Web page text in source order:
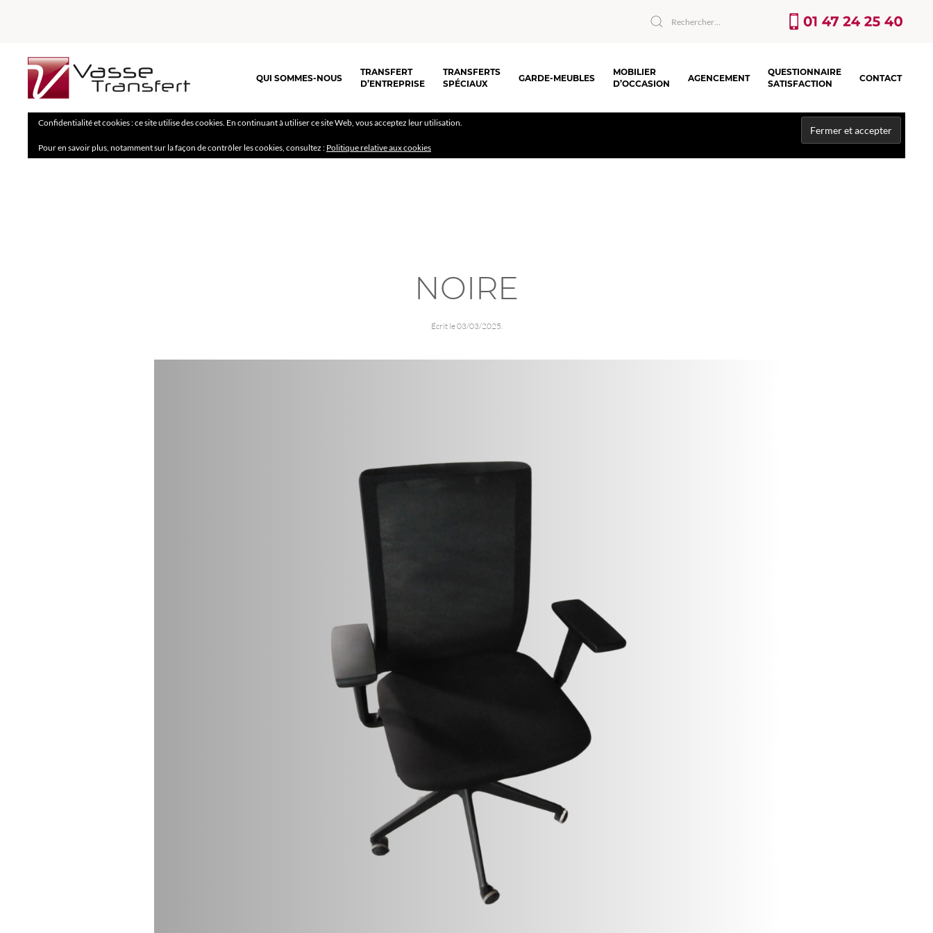
QUI SOMMES-NOUS
TRANSFERT
D’ENTREPRISE
TRANSFERTS
SPÉCIAUX
GARDE-MEUBLES
MOBILIER
D’OCCASION
AGENCEMENT
QUESTIONNAIRE
SATISFACTION
CONTACT
Confidentialité et cookies : ce site utilise des cookies. En continuant à utiliser ce site Web, vous acceptez leur utilisation.
Pour en savoir plus, notamment sur la façon de contrôler les cookies, consultez : Politique relative aux cookies
NOIRE
Écrit le03/03/2025.